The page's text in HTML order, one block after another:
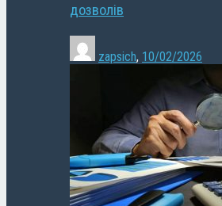
дозволів
zapsich, 10/02/2026